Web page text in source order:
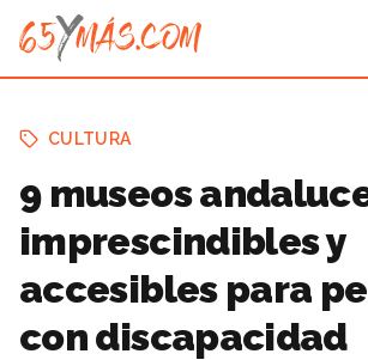
CULTURA
9 museos
imprescindibles y
accesibles para
con discapacidad